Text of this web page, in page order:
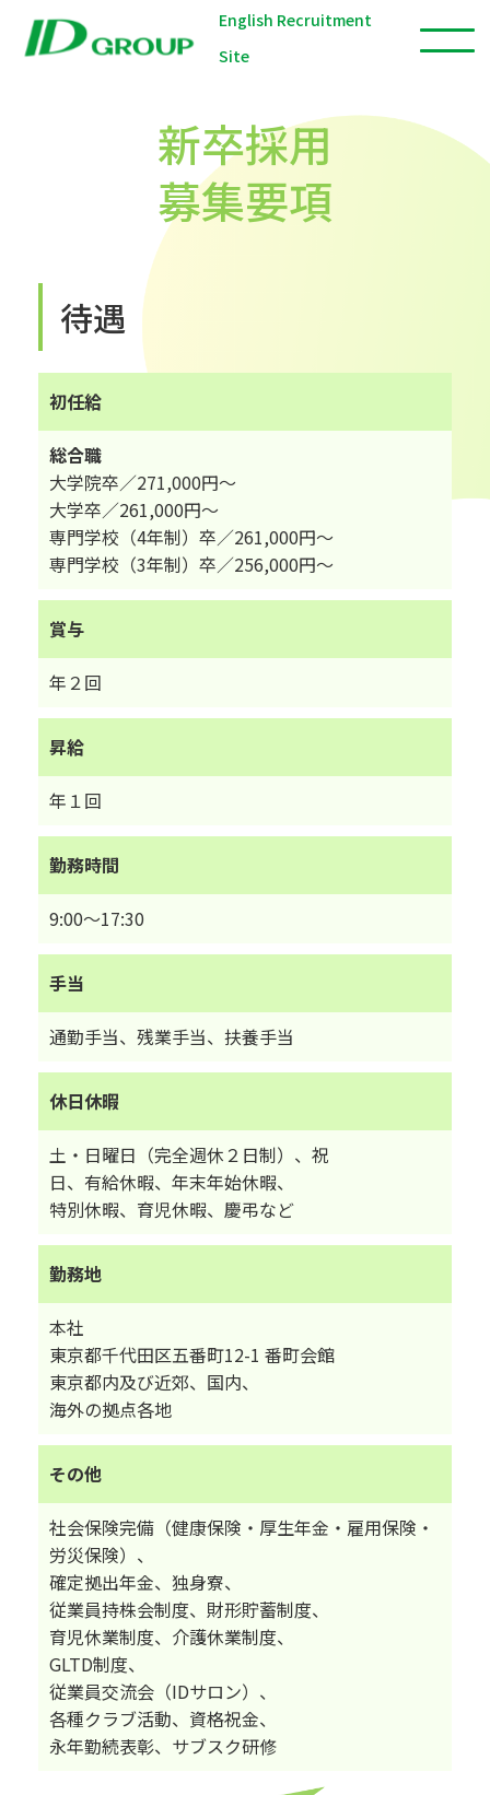
English Recruitment
Site
新卒採用
募集要項
待遇
初任給
総合職
大学院卒／271,000円～
大学卒／261,000円～
専門学校（4年制）卒／261,000円～
専門学校（3年制）卒／256,000円～
賞与
年２回
昇給
年１回
勤務時間
9:00～17:30
手当
通勤手当、残業手当、扶養手当
休日休暇
土・日曜日（完全週休２日制）、祝
日、有給休暇、 年末年始休暇、
特別休暇、育児休暇、慶弔など
勤務地
本社
東京都千代田区五番町12-1 番町会館
東京都内及び近郊、国内、
海外の拠点各地
その他
社会保険完備（健康保険・厚生年金・雇用保険・
労災保険）、
確定拠出年金、独身寮、
従業員持株会制度、財形貯蓄制度、
育児休業制度、介護休業制度、
GLTD制度、
従業員交流会（IDサロン）、
各種クラブ活動、資格祝金、
永年勤続表彰、サブスク研修